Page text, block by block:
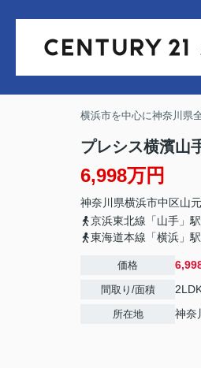
横浜市を中心に神奈川県
プレシス横濱山
6,998万円
神奈川県横浜市中区山
京浜東北線「山手」
東海道本線「横浜」
価格
間取り/面積
所在地 神奈